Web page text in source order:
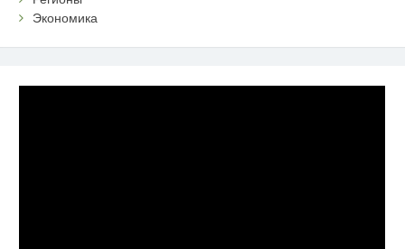
Экономика